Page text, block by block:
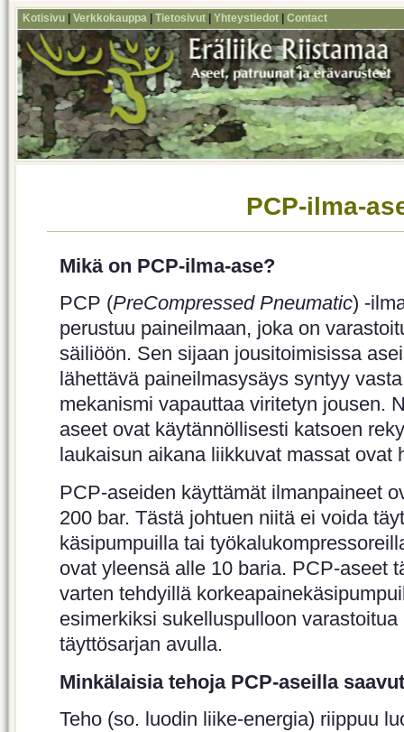
Kotisivu Verkkokauppa Tietosivut Yhteystiedot Contact
PCP-ilma-
Mikä on PCP-ilma-ase?
PCP (PreCompressed Pneumatic) -
perustuu paineilmaan, joka on
säiliöön. Sen sijaan jousitoimisissa
lähettävä paineilmasysäys syntyy
mekanismi vapauttaa viritetyn jousen.
aseet ovat käytännöllisesti katsoen
laukaisun aikana liikkuvat massat ovat
PCP-aseiden käyttämät ilmanpaineet
200 bar. Tästä johtuen niitä ei voida
käsipumpuilla tai
ovat yleensä alle 10 baria. PCP-aseet
varten tehdyillä
esimerkiksi sukelluspulloon
täyttösarjan avulla.
Minkälaisia tehoja PCP-aseilla
Teho (so. luodin liike-energia) riippuu